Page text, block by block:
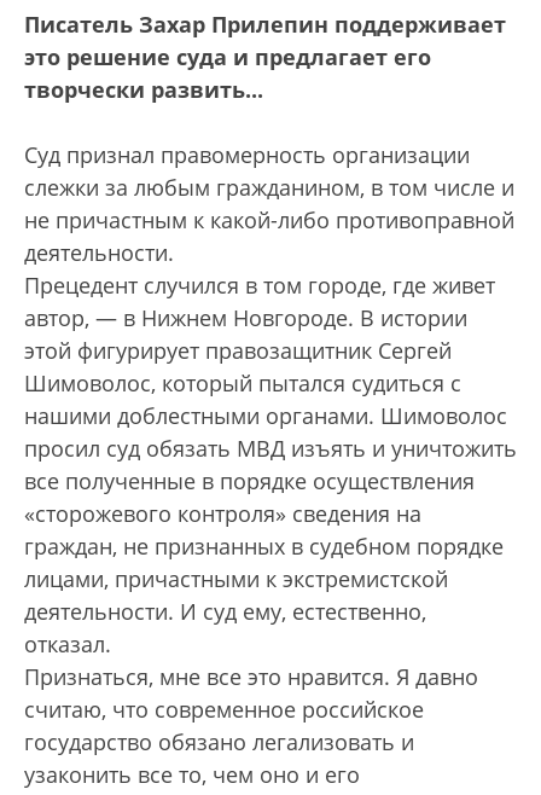
Писатель Захар Прилепин поддерживает
это решение суда и предлагает его
творчески развить...
Суд признал правомерность организации
слежки за любым гражданином, в том числе и
не причастным к какой-либо противоправной
деятельности.
Прецедент случился в том городе, где живет
автор, — в Нижнем Новгороде. В истории
этой фигурирует правозащитник Сергей
Шимоволос, который пытался судиться с
нашими доблестными органами. Шимоволос
просил суд обязать МВД изъять и уничтожить
все полученные в порядке осуществления
«сторожевого контроля» сведения на
граждан, не признанных в судебном порядке
лицами, причастными к экстремистской
деятельности. И суд ему, естественно,
отказал.
Признаться, мне все это нравится. Я давно
считаю, что современное российское
государство обязано легализовать и
узаконить все то, чем оно и его